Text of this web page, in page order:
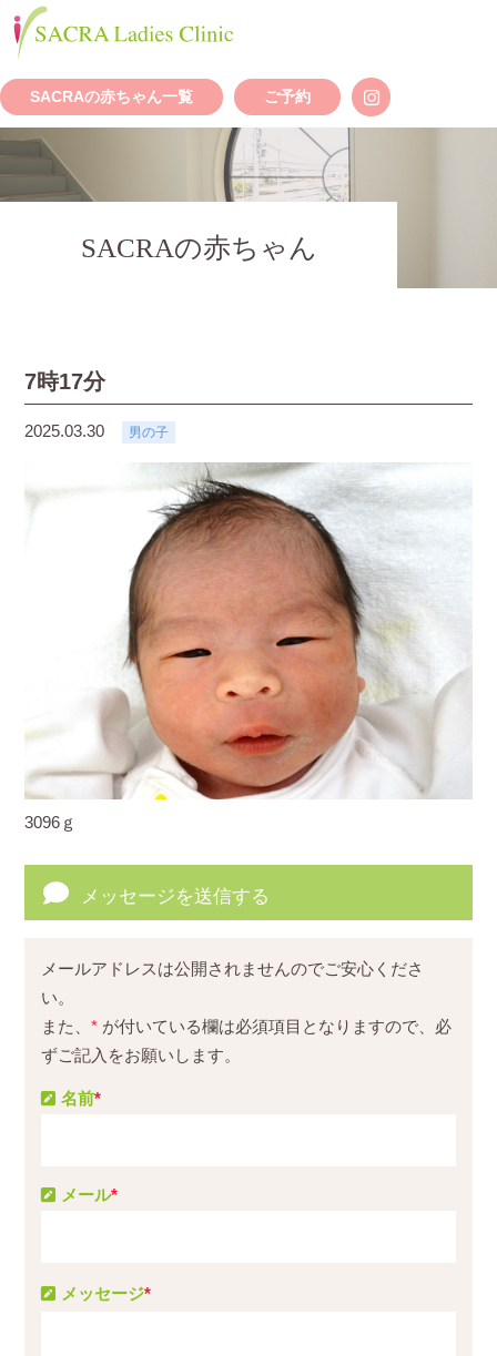
SACRAの赤ちゃん一覧 ご予約
SACRAの赤ちゃん
7時17分
2025.03.30 男の子
3096ｇ
メッセージを送信する
メールアドレスは公開されませんのでご安心くださ
い。
また、* が付いている欄は必須項目となりますので、必
ずご記入をお願いします。
メッセージ*
名前*
メール*